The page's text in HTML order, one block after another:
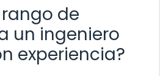
de
un ingeniero
experiencia?